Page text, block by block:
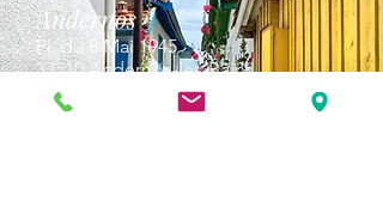
Andernos
Pl. du 8 Mai 1945
33510 Andernos-les-Bains